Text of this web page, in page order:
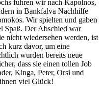
fuhren wir nach Kapolnos,
in Bankfalva Nachhilfe
Wir spielten und gaben
Spaß. Der Abschied war
nicht wiedersehen werden, ist
kurz davor, um eine
wurden bereits neue
dass sie einen tollen Job
Kinga, Peter, Orsi und
viel Glück!